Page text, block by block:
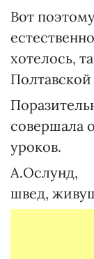
Вот
хотелось,
совершала
уроков.
А.Ослунд,
швед,